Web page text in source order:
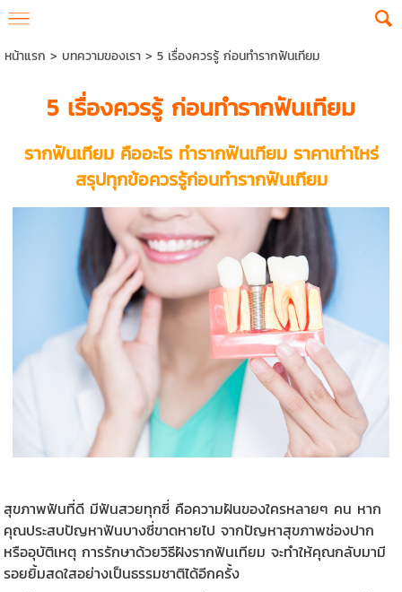
หน้าแรก > บทความของเรา> 5 เรื่องควรรู้ ก่อนทำรากฟันเทียม
5 เรื่องควรรู้ ก่อนทำรากฟันเทียม
รากฟันเทียม คืออะไร ทํารากฟันเทียมราคาเท่าไหร่
สรุปทุกข้อควรรู้ก่อนทำรากฟันเทียม
สุขภาพฟันที่ดี มีฟันสวยทุกซี่ คือความฝันของใครหลายๆ คน หาก
คุณประสบปัญหาฟันบางซี่ขาดหายไป จากปัญหาสุขภาพช่องปาก
หรืออุบัติเหตุ การรักษาด้วยวิธีฝังรากฟันเทียม จะทำให้คุณกลับมามี
รอยยิ้มสดใสอย่างเป็นธรรมชาติได้อีกครั้ง